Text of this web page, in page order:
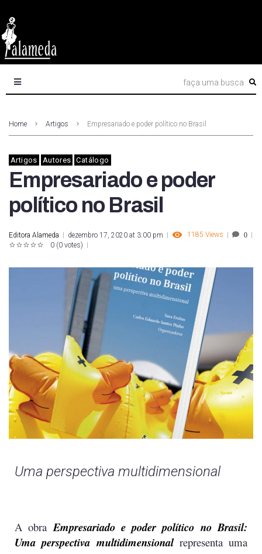
Home Artigos Empresariado e poder político no Brasil
Artigos Autores Catálogo
Empresariado e poder
político no Brasil
Editora Alameda dezembro 17, 2020 at 3:00 pm 1185 Views 0
0 (0 votes)
Uma perspectiva multidimensional
A obraEmpresariado e poder político no Brasil:
Uma perspectiva multidimensionalrepresenta uma